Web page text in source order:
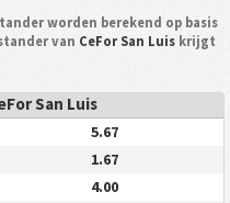
worden berekend op basis
van CeFor San Luiskrijgt
San Luis
5.67
1.67
4.00